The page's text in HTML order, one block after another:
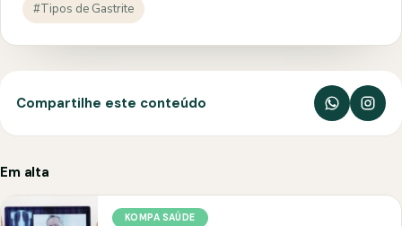
#Tipos de Gastrite
Compartilhe este conteúdo
Em alta
KOMPA SAÚDE